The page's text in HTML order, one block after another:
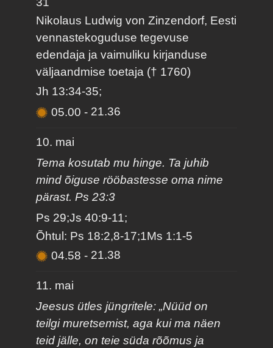
Nikolaus Ludwig von Zinzendorf, Eesti
vennastekoguduse tegevuse
edendaja ja vaimuliku kirjanduse
väljaandmise toetaja († 1760)
Jh 13:34-35;
05.00- 21.36
10. mai
Tema kosutab mu hinge. Ta juhib
mind õiguse rööbastesse oma nime
pärast. Ps 23:3
Ps 29;Js 40:9-11;
Õhtul: Ps 18:2,8-17;1Ms 1:1-5
04.58- 21.38
11. mai
Jeesus ütles jüngritele: „Nüüd on
teilgi muretsemist, aga kui ma näen
teid jälle, on teie süda rõõmus ja